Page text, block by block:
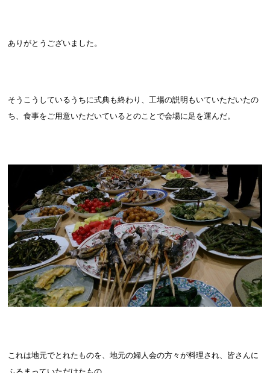
ありがとうございました。
そうこうしているうちに式典も終わり、工場の説明もいていただいたの
ち、食事をご用意いただいているとのことで会場に足を運んだ。
これは地元でとれたものを、地元の婦人会の方々が料理され、皆さんに